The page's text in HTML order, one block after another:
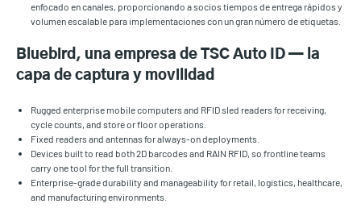
enfocado en canales, proporcionando a socios tiempos de entrega rápidos y
volumen escalable para implementaciones con un gran número de etiquetas.
Bluebird, una empresa de TSC Auto ID — la
capa de captura y movilidad
Rugged enterprise mobile computers and RFID sled readers for receiving,
cycle counts, and store or floor operations.
Fixed readers and antennas for always-on deployments.
Devices built to read both 2D barcodes and RAIN RFID, so frontline teams
carry one tool for the full transition.
Enterprise-grade durability and manageability for retail, logistics, healthcare,
and manufacturing environments.